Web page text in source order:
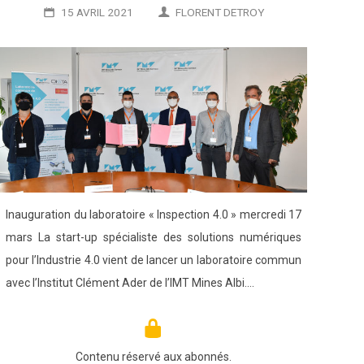
15 AVRIL 2021 FLORENT DETROY
Inauguration du laboratoire « Inspection 4.0 » mercredi 17
mars La start-up spécialiste des solutions numériques
pour l’Industrie 4.0 vient de lancer un laboratoire commun
avec l’Institut Clément Ader de l’IMT Mines Albi.…
Contenu réservé aux abonnés.